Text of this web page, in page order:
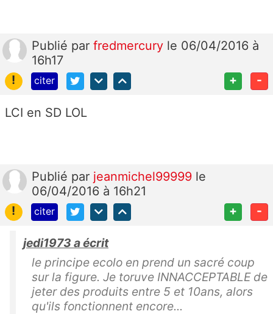
Publié par fredmercury le 06/04/2016 à
16h17
!
citer + -
LCI en SD LOL
Publié par jeanmichel99999 le
06/04/2016 à 16h21
!
citer + -
jedi1973 a écrit
le principe ecolo en prend un sacré coup
sur la figure. Je toruve INNACCEPTABLE de
jeter des produits entre 5 et 10ans, alors
qu'ils fonctionnent encore...